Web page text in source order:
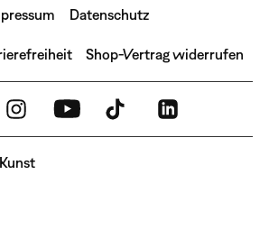
Datenschutz
Shop-Vertrag widerrufen